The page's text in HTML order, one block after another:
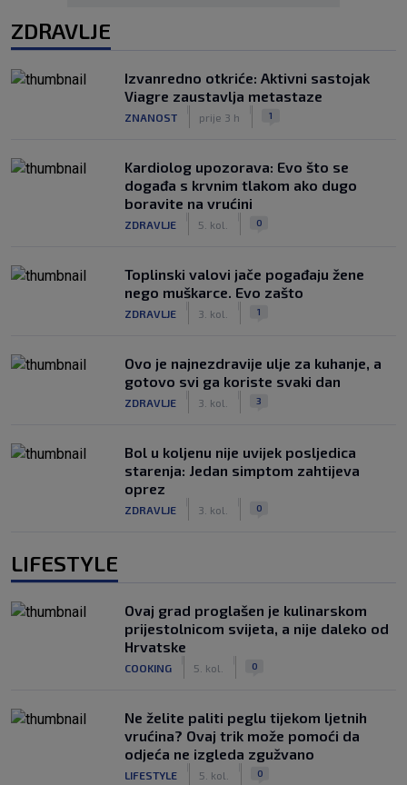
ZDRAVLJE
Izvanredno otkriće: Aktivni sastojak
Viagre zaustavlja metastaze
ZNANOST prije 3 h 1
Kardiolog upozorava: Evo što se
događa s krvnim tlakom ako dugo
boravite na vrućini
ZDRAVLJE 5. kol. 0
Toplinski valovi jače pogađaju žene
nego muškarce. Evo zašto
ZDRAVLJE 3. kol. 1
Ovo je najnezdravije ulje za kuhanje, a
gotovo svi ga koriste svaki dan
ZDRAVLJE 3. kol. 3
Bol u koljenu nije uvijek posljedica
starenja: Jedan simptom zahtijeva
oprez
ZDRAVLJE 3. kol. 0
LIFESTYLE
Ovaj grad proglašen je kulinarskom
prijestolnicom svijeta, a nije daleko od
Hrvatske
COOKING 5. kol. 0
Ne želite paliti peglu tijekom ljetnih
vrućina? Ovaj trik može pomoći da
odjeća ne izgleda zgužvano
LIFESTYLE 5. kol. 0